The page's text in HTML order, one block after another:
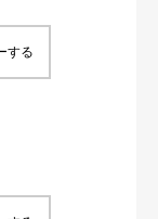
する